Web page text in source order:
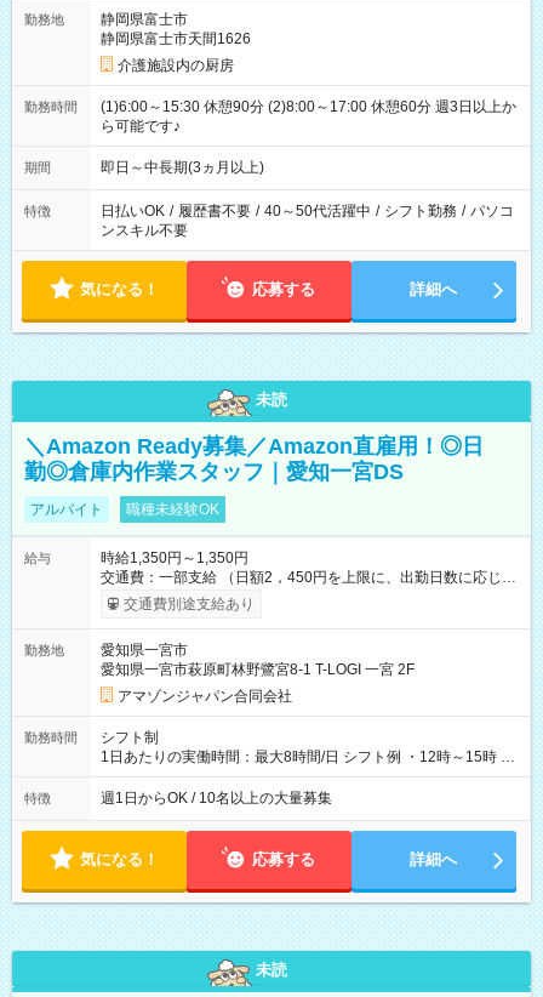
勤務地
静岡県富士市
静岡県富士市天間1626
介護施設内の厨房
勤務時間
(1)6:00～15:30 休憩90分 (2)8:00～17:00 休憩60分 週3日以上か
ら可能です♪
期間 即日～中長期(3ヵ月以上)
特徴 日払いOK / 履歴書不要 / 40～50代活躍中 / シフト勤務 / パソコ
ンスキル不要
気になる！ 応募する 詳細へ
未読
＼Amazon Ready募集／Amazon直雇用！◎日
勤◎倉庫内作業スタッフ｜愛知一宮DS
アルバイト 職種未経験OK
給与
時給1,350円～1,350円
交通費：一部支給 （日額2，450円を上限に、出勤日数に応じて
実費支給） ※22:00～翌5:00までは時給25%UP！ ■給与前払い
制度あり ※前払い額の上限あり、手数料無料（Amazon負担）
交通費別途支給あり
勤務地
愛知県一宮市
愛知県一宮市萩原町林野鷺宮8-1 T-LOGI 一宮 2F
アマゾンジャパン合同会社
勤務時間
シフト制
1日あたりの実働時間：最大8時間/日 シフト例 ・12時～15時 入
社後、就業可能シフトをご確認の上、申請してください。
特徴 週1日からOK / 10名以上の大量募集
気になる！ 応募する 詳細へ
未読